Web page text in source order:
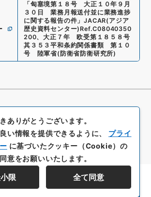
「 匈塞境第１８号 大正１０年９月
３０日 業務月報送付並に業務進捗
に関する報告の件 」JACAR(アジア
歴史資料センター) Ref.C08040350
200、大正７年 欧受第１８５８号
其３５３平和条約関係書類 第１０
号 陸軍省( 防衛省防衛研究所)
資料群階層を表示する
ありがとうございます。
い情報を提供できるように、 プライ
に基づいたクッキー（Cookie）の
意をお願いいたします。
限 全て同意